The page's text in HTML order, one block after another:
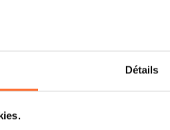
Détails
We take